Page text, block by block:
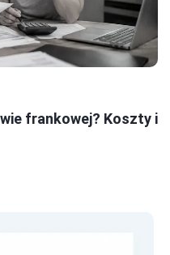
frankowej? Koszty i